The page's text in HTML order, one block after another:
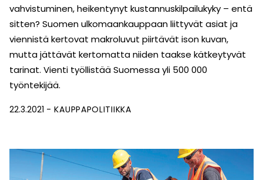
vahvis­tuminen, heikentynyt kustannuskilpailukyky – entä
sitten? Suomen ulkomaankauppaan liittyvät asiat ja
viennistä kertovat makroluvut piirtävät ison kuvan,
mutta jättävät kertomatta niiden taakse kätkeytyvät
tarinat. Vienti työllistää Suomessa yli 500 000
työntekijää.
22.3.2021 KAUPPAPOLITIIKKA